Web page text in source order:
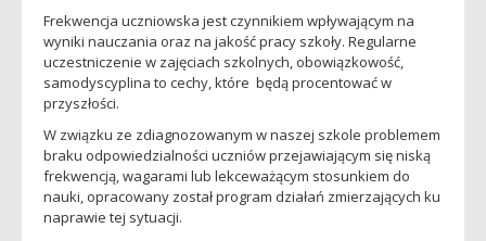
Frekwencja uczniowska jest czynnikiem wpływającym na
wyniki nauczania oraz na jakość pracy szkoły. Regularne
uczestniczenie w zajęciach szkolnych, obowiązkowość,
samodyscyplina to cechy, które będą procentować w
przyszłości.
W związku ze zdiagnozowanym w naszej szkole problemem
braku odpowiedzialności uczniów przejawiającym się niską
frekwencją, wagarami lub lekceważącym stosunkiem do
nauki, opracowany został program działań zmierzających ku
naprawie tej sytuacji.